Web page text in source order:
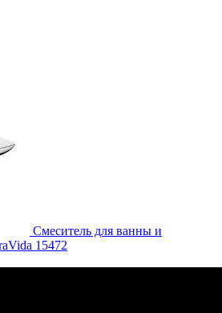
Смеситель для ванны и
15472